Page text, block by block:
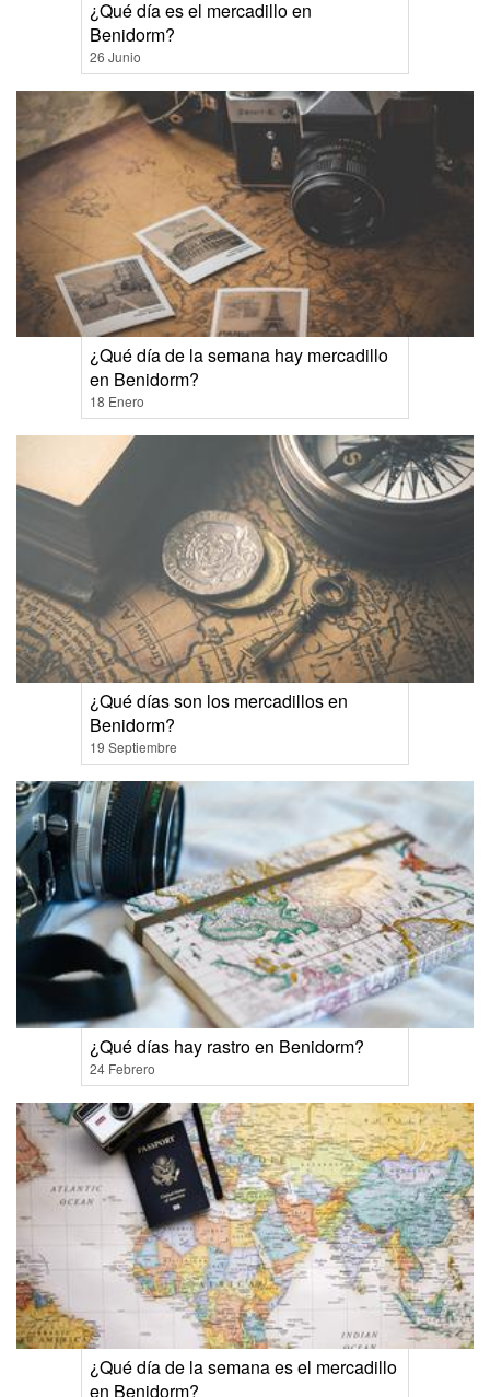
¿Qué día es el mercadillo en
Benidorm?
26 Junio
¿Qué día de la semana hay mercadillo
en Benidorm?
18 Enero
¿Qué días son los mercadillos en
Benidorm?
19 Septiembre
¿Qué días hay rastro en Benidorm?
24 Febrero
¿Qué día de la semana es el mercadillo
en Benidorm?